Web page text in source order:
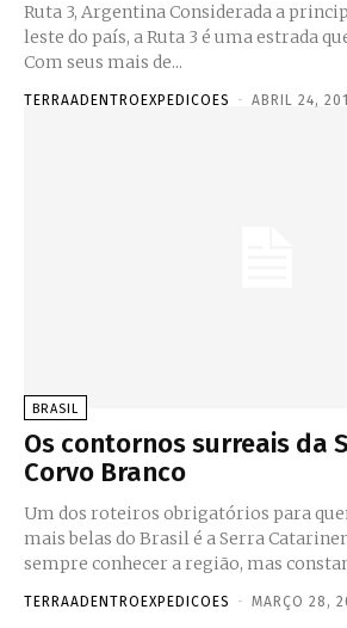
Ruta 3, Argentina Considerada a principal rota pelo lado
leste do país, a Ruta 3 é uma estrada
Com seus mais de...
TERRAADENTROEXPEDICOES - ABRIL 24,
BRASIL
Os contornos surreais da
Corvo Branco
Um dos roteiros obrigatórios para
mais belas do Brasil é a Serra
sempre conhecer a região, mas
TERRAADENTROEXPEDICOES - MARÇO 28,